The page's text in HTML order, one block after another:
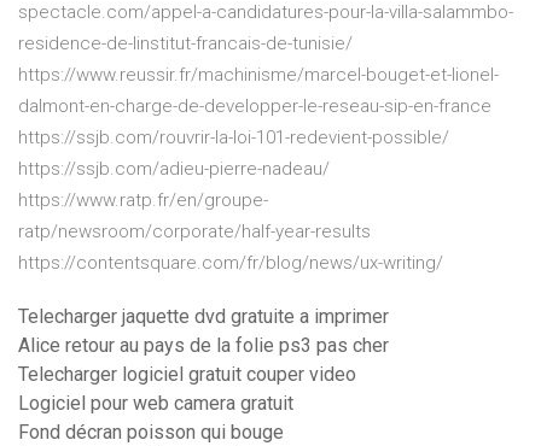
spectacle.com/appel-a-candidatures-pour-la-villa-salammbo-
residence-de-linstitut-francais-de-tunisie/
https://www.reussir.fr/machinisme/marcel-bouget-et-lionel-
dalmont-en-charge-de-developper-le-reseau-sip-en-france
https://ssjb.com/rouvrir-la-loi-101-redevient-possible/
https://ssjb.com/adieu-pierre-nadeau/
https://www.ratp.fr/en/groupe-
ratp/newsroom/corporate/half-year-results
https://contentsquare.com/fr/blog/news/ux-writing/
Telecharger jaquette dvd gratuite a imprimer
Alice retour au pays de la folie ps3 pas cher
Telecharger logiciel gratuit couper video
Logiciel pour web camera gratuit
Fond décran poisson qui bouge